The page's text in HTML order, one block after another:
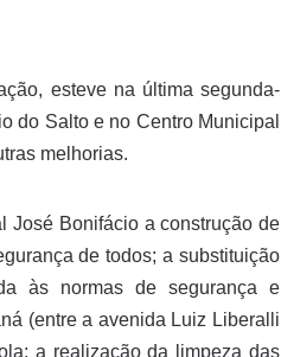
esteve na última segunda-
do Salto e no Centro Municipal
melhorias.
José Bonifácio a construção de
de todos; a substituição
às normas de segurança e
(entre a avenida Luiz Liberalli
a realização da limpeza das